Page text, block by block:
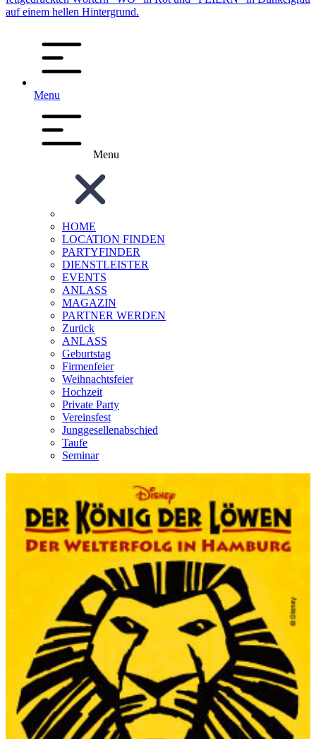
Menu
Menu
HOME
LOCATION FINDEN
PARTYFINDER
DIENSTLEISTER
EVENTS
ANLASS
MAGAZIN
PARTNER WERDEN
Zurück
ANLASS
Geburtstag
Firmenfeier
Weihnachtsfeier
Hochzeit
Private Party
Vereinsfest
Junggesellenabschied
Taufe
Seminar